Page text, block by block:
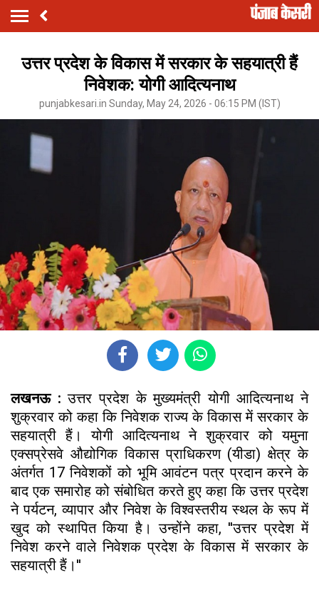
उत्तर प्रदेश के विकास में सरकार के सहयात्री हैं
निवेशक: योगी आदित्यनाथ
punjabkesari.in Sunday, May 24, 2026 - 06:15 PM (IST)
लखनऊ :उत्तर प्रदेश के मुख्यमंत्री योगी आदित्यनाथ ने
शुक्रवार को कहा कि निवेशक राज्य के विकास में सरकार के
सहयात्री हैं। योगी आदित्यनाथ ने शुक्रवार को यमुना
एक्सप्रेसवे औद्योगिक विकास प्राधिकरण (यीडा) क्षेत्र के
अंतर्गत 17 निवेशकों को भूमि आवंटन पत्र प्रदान करने के
बाद एक समारोह को संबोधित करते हुए कहा कि उत्तर प्रदेश
ने पर्यटन, व्यापार और निवेश के विश्वस्तरीय स्थल के रूप में
खुद को स्थापित किया है। उन्होंने कहा, ''उत्तर प्रदेश में
निवेश करने वाले निवेशक प्रदेश के विकास में सरकार के
सहयात्री हैं।''